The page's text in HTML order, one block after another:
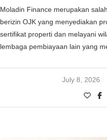
Moladin Finance merupakan
berizin OJK yang menyediakan
sertifikat properti dan melayani
lembaga pembiayaan lain yang
July 8, 2026